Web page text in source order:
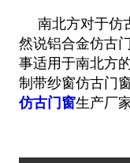
南北方对于仿
然说铝合金仿古
事适用于南北方
制带纱窗仿古门
仿古门窗生产厂